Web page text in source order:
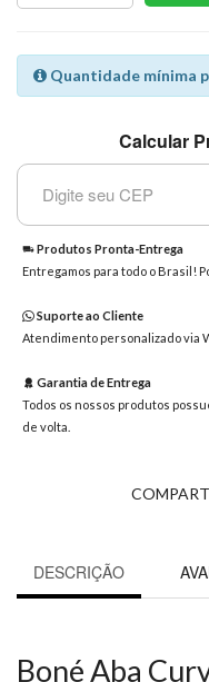
(81)9
WhatsApp
Envie-
nos uma
Quantidade mínima
Calcular
Produtos Pronta-Entrega
Entregamos para todo o Brasil!
Suporte ao Cliente
Atendimento personalizado via
Garantia de Entrega
Todos os nossos produtos
de volta.
DESCRIÇÃO
Boné Aba